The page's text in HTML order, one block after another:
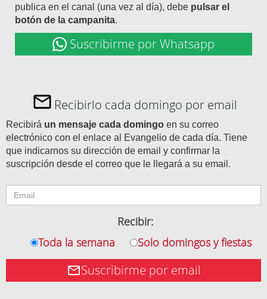
publica en el canal (una vez al día), debe pulsar el
botón de la campanita.
Suscribirme por Whatsapp
Recibirlo cada domingo por email
Recibirá un mensaje cada domingo en su correo
electrónico con el enlace al Evangelio de cada día. Tiene
que indicarnos su dirección de email y confirmar la
suscripción desde el correo que le llegará a su email.
Recibir:
Toda la semana
Solo domingos y fiestas
Suscribirme por email